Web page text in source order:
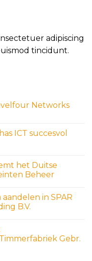
adipiscing
tincidunt.
Networks
ICT succesvol
het Duitse
Beheer
in SPAR
B.V.
Gebr.